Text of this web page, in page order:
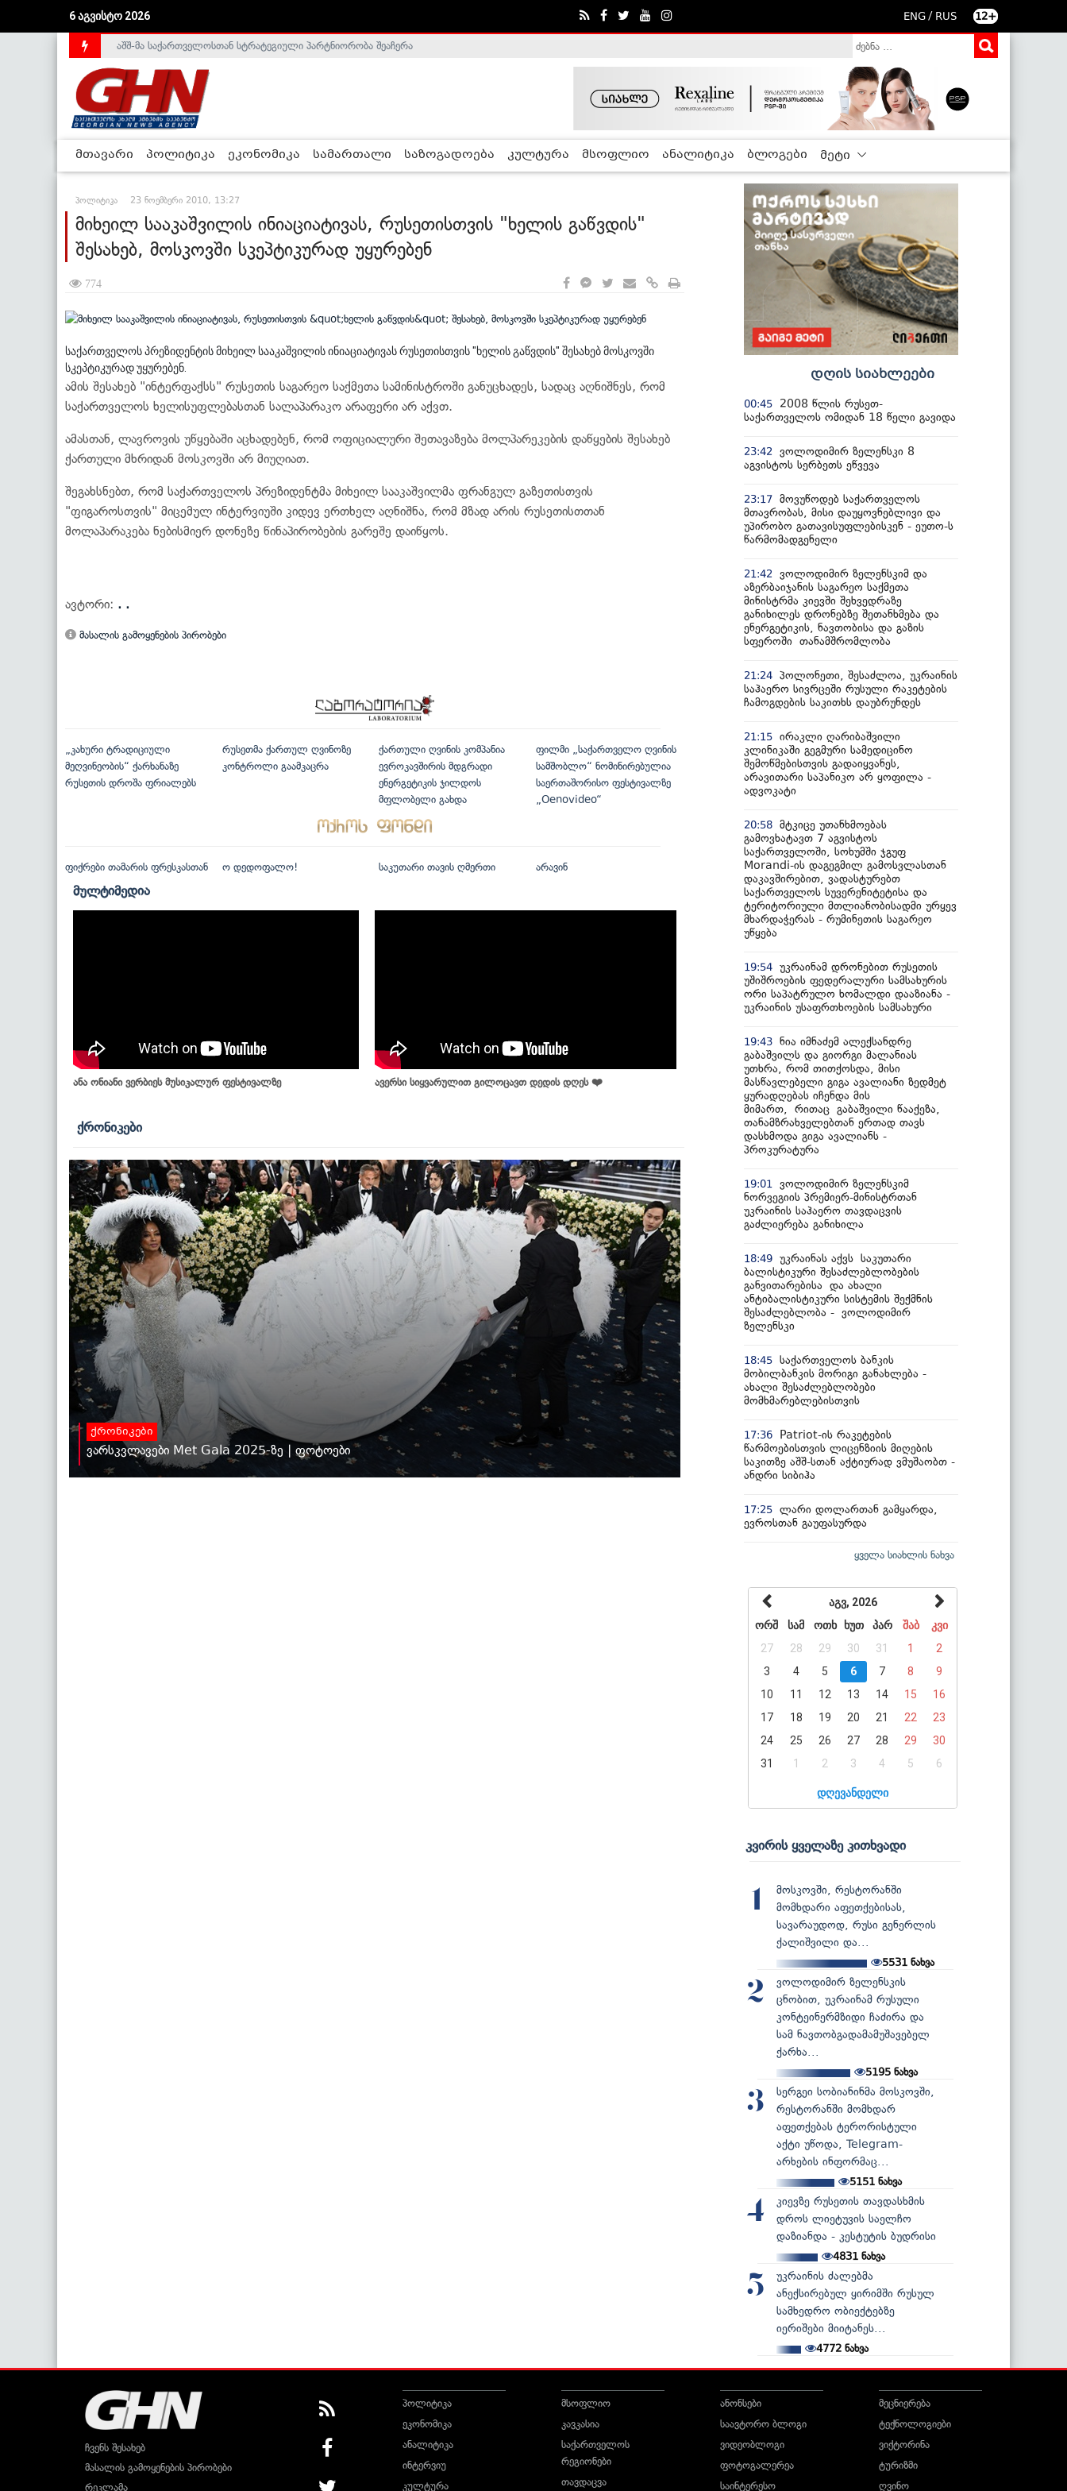
6 აგვისტო 2026 ENG / RUS 12+
საქართველოს დე-ფაქტო მთავრობა არალეგიტიმურია - ჰელსინკის კომისია
აშშ-მა საქართველოსთან სტრატეგიული პარტნიორობა შეაჩერა
მთავარი პოლიტიკა ეკონომიკა სამართალი საზოგადოება კულტურა მსოფლიო ანალიტიკა ბლოგები მეტი
პოლიტიკა 23 ნოემბერი 2010, 13:27
მიხეილ სააკაშვილის ინიაციატივას, რუსეთისთვის "ხელის გაწვდის"
შესახებ, მოსკოვში სკეპტიკურად უყურებენ
774
საქართველოს პრეზიდენტის მიხეილ სააკაშვილის ინიაციატივას რუსეთისთვის "ხელის გაწვდის" შესახებ მოსკოვში
სკეპტიკურად უყურებენ.
ამის შესახებ "ინტერფაქსს" რუსეთის საგარეო საქმეთა სამინისტროში განუცხადეს, სადაც აღნიშნეს, რომ
საქართველოს ხელისუფლებასთან სალაპარაკო არაფერი არ აქვთ.
ამასთან, ლავროვის უწყებაში აცხადებენ, რომ ოფიციალური შეთავაზება მოლპარეკების დაწყების შესახებ
ქართული მხრიდან მოსკოვში არ მიუღიათ.
შეგახსნებთ, რომ საქართველოს პრეზიდენტმა მიხეილ სააკაშვილმა ფრანგულ გაზეთისთვის
"ფიგაროსთვის" მიცემულ ინტერვიუში კიდევ ერთხელ აღნიშნა, რომ მზად არის რუსეთისთთან
მოლაპარაკება ნებისმიერ დონეზე წინაპირობების გარეშე დაიწყოს.
ავტორი: . .
მასალის გამოყენების პირობები
„კახური ტრადიციული
მეღვინეობის“ ქარხანაზე
რუსეთის დროშა ფრიალებს
რუსეთმა ქართულ ღვინოზე
კონტროლი გაამკაცრა
ქართული ღვინის კომპანია
ევროკავშირის მდგრადი
ენერგეტიკის ჯილდოს
მფლობელი გახდა
ფილმი „საქართველო ღვინის
სამშობლო“ ნომინირებულია
საერთაშორისო ფესტივალზე
„Oenovideo“
ფიქრები თამარის ფრესკასთან ო დედოფალო! საკუთარი თავის ღმერთი არავინ
მულტიმედია
ანა ონიანი ვერბიეს მუსიკალურ ფესტივალზე ავერსი სიყვარულით გილოცავთ დედის დღეს ❤️
ქრონიკები
ქრონიკები
ვარსკვლავები Met Gala 2025-ზე | ფოტოები
დღის სიახლეები
00:45
2008 წლის რუსეთ-
საქართველოს ომიდან 18 წელი გავიდა
23:42
ვოლოდიმირ ზელენსკი 8
აგვისტოს სერბეთს ეწვევა
23:17 მოვუწოდებ საქართველოს
მთავრობას, მისი დაუყოვნებლივი და
უპირობო გათავისუფლებისკენ - ეუთო-ს
წარმომადგენელი
21:42
ვოლოდიმირ ზელენსკიმ და
აზერბაიჯანის საგარეო საქმეთა
მინისტრმა კიევში შეხვედრაზე
განიხილეს დრონებზე შეთანხმება და
ენერგეტიკის, ნავთობისა და გაზის
სფეროში თანამშრომლობა
21:24 პოლონეთი, შესაძლოა, უკრაინის
საჰაერო სივრცეში რუსული რაკეტების
ჩამოგდების საკითხს დაუბრუნდეს
21:15 ირაკლი ღარიბაშვილი
კლინიკაში გეგმური სამედიცინო
შემოწმებისთვის გადაიყვანეს,
არავითარი საპანიკო არ ყოფილა -
ადვოკატი
20:58 მტკიცე უთანხმოებას
გამოვხატავთ 7 აგვისტოს
საქართველოში, სოხუმში ჯგუფ
Morandi-ის დაგეგმილ გამოსვლასთან
დაკავშირებით, ვადასტურებთ
საქართველოს სუვერენიტეტისა და
ტერიტორიული მთლიანობისადმი ურყევ
მხარდაჭერას - რუმინეთის საგარეო
უწყება
19:54 უკრაინამ დრონებით რუსეთის
უშიშროების ფედერალური სამსახურის
ორი საპატრულო ხომალდი დააზიანა -
უკრაინის უსაფრთხოების სამსახური
19:43 ნია იმნაძემ ალექსანდრე
გაბაშვილს და გიორგი მალანიას
უთხრა, რომ თითქოსდა, მისი
მასწავლებელი გიგა ავალიანი ზედმეტ
ყურადღებას იჩენდა მის
მიმართ, რითაც გაბაშვილი წააქეზა,
თანამზრახველებთან ერთად თავს
დასხმოდა გიგა ავალიანს -
პროკურატურა
19:01
ვოლოდიმირ ზელენსკიმ
ნორვეგიის პრემიერ-მინისტრთან
უკრაინის საჰაერო თავდაცვის
გაძლიერება განიხილა
18:49 უკრაინას აქვს საკუთარი
ბალისტიკური შესაძლებლობების
განვითარებისა და ახალი
ანტიბალისტიკური სისტემის შექმნის
შესაძლებლობა - ვოლოდიმირ
ზელენსკი
18:45 საქართველოს ბანკის
მობილბანკის მორიგი განახლება -
ახალი შესაძლებლობები
მომხმარებლებისთვის
17:36
Patriot-ის რაკეტების
წარმოებისთვის ლიცენზიის მიღების
საკითზე აშშ-სთან აქტიურად ვმუშაობთ -
ანდრი სიბიჰა
17:25 ლარი დოლართან გამყარდა,
ევროსთან გაუფასურდა
ყველა სიახლის ნახვა
აგვ, 2026
ორშ
სამ ოთხ ხუთ პარ შაბ
კვი
27
28 29 30 31 1
2
3
4 5 6 7 8
9
10
11 12 13 14 15
16
17
18 19 20 21 22
23
24
25 26 27 28 29
30
31
1 2 3 4 5 6
დღევანდელი
კვირის ყველაზე კითხვადი
1
მოსკოვში, რესტორანში
მომხდარი აფეთქებისას,
სავარაუდოდ, რუსი გენერლის
ქალიშვილი და...
5531 ნახვა
2
ვოლოდიმირ ზელენსკის
ცნობით, უკრაინამ რუსული
კონტეინერმზიდი ჩაძირა და
სამ ნავთობგადამამუშავებელ
ქარხა...
5195 ნახვა
3
სერგეი სობიანინმა მოსკოვში,
რესტორანში მომხდარ
აფეთქებას ტერორისტული
აქტი უწოდა, Telegram-
არხების ინფორმაც...
5151ნახვა
4
კიევზე რუსეთის თავდასხმის
დროს ლიეტუვის საელჩო
დაზიანდა - კესტუტის ბუდრისი
4831ნახვა
5
უკრაინის ძალებმა
ანექსირებულ ყირიმში რუსულ
სამხედრო ობიექტებზე
იერიშები მიიტანეს...
4772 ნახვა
ჩვენს შესახებ
მასალის გამოყენების პირობები
რეკლამა
პოლიტიკა
ეკონომიკა
ანალიტიკა
ინტერვიუ
კულტურა
მსოფლიო
კავკასია
საქართველოს
რეგიონები
თავდაცვა
ანონსები
საავტორო ბლოგი
ვიდეობლოგი
ფოტოგალერეა
საინტერესო
მეცნიერება
ტექნოლოგიები
ვიქტორინა
ტურიზმი
ღვინო